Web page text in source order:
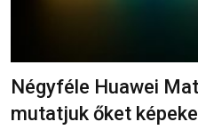
Négyféle Huawei
mutatjuk őket